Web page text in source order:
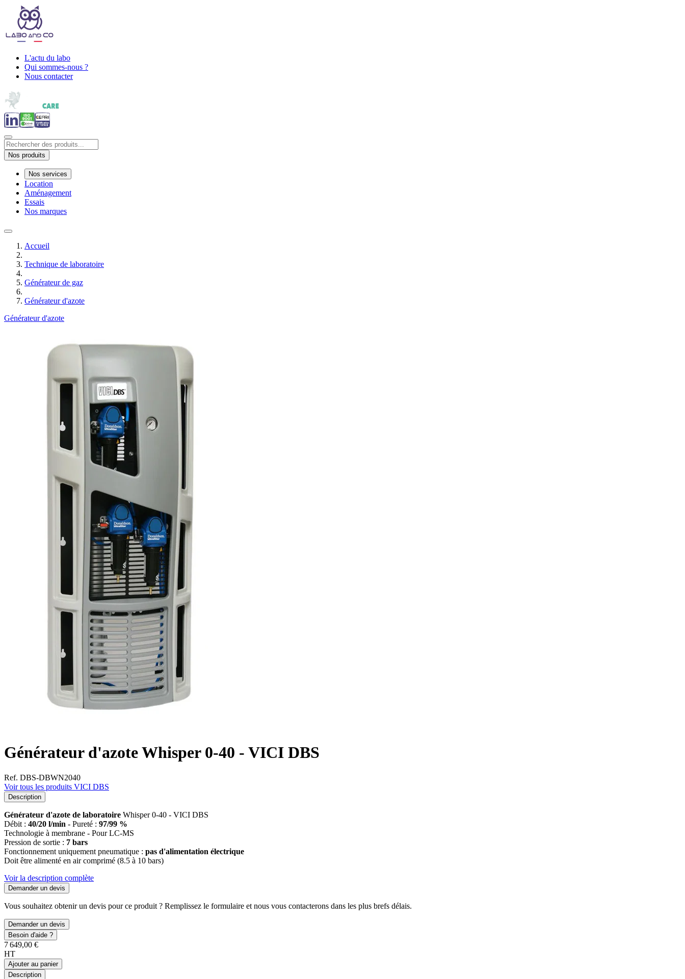
L'actu du labo
Qui sommes-nous ?
Nous contacter
Nos produits
Nos services
Location
Aménagement
Essais
Nos marques
Accueil
Technique de laboratoire
Générateur de gaz
Générateur d'azote
Générateur d'azote
Générateur d'azote Whisper 0-40 - VICI DBS
Ref. DBS-DBWN2040
Voir tous les produits VICI DBS
Description
Générateur d'azote de laboratoire Whisper 0-40 - VICI DBS
Débit : 40/20 l/min - Pureté : 97/99 %
Technologie à membrane - Pour LC-MS
Pression de sortie : 7 bars
Fonctionnement uniquement pneumatique : pas d'alimentation électrique
Doit être alimenté en air comprimé (8.5 à 10 bars)
Voir la description complète
Demander un devis
Vous souhaitez obtenir un devis pour ce produit ? Remplissez le formulaire et nous vous contacterons dans les plus brefs délais.
Demander un devis
Besoin d'aide ?
7 649,00 €
HT
Ajouter au panier
Description